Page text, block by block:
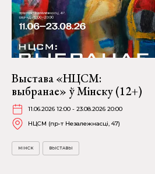
Выстава «НЦСМ:
выбранае» ў Мінску (12+)
11.06.2026 12:00 - 23.08.2026 20:00
НЦСМ (пр-т Незалежнасці, 47)
МІНСК ВЫСТАВЫ